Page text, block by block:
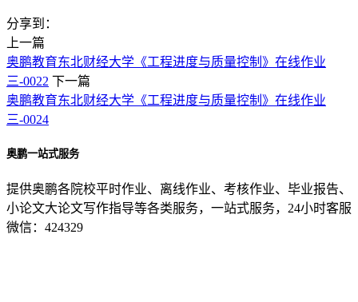
分享到：
上一篇
奥鹏教育东北财经大学《工程进度与质量控制》在线作业
三-0022 下一篇
奥鹏教育东北财经大学《工程进度与质量控制》在线作业
三-0024
奥鹏一站式服务
提供奥鹏各院校平时作业、离线作业、考核作业、毕业报告、
小论文大论文写作指导等各类服务，一站式服务，24小时客服
微信：424329